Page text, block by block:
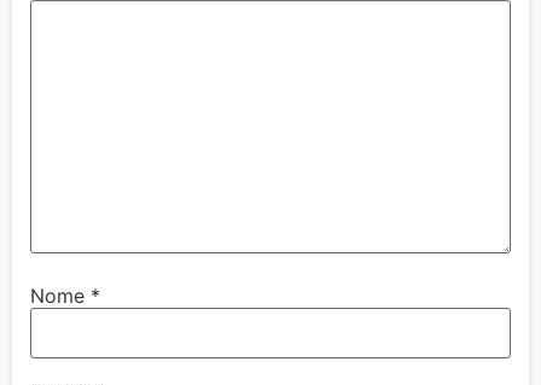
Nome *